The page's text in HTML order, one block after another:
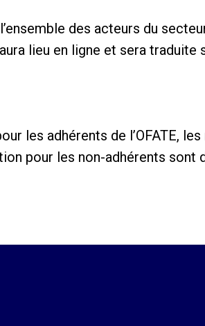
des acteurs du
lieu en ligne et sera
les adhérents de l’OFATE,
pour les non-adhérents sont